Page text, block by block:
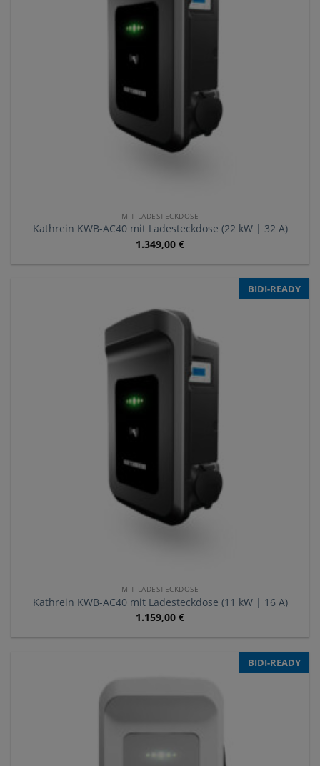
MIT LADESTECKDOSE
Kathrein KWB-AC40 mit Ladesteckdose (22 kW | 32 A)
1.349,00 €
BIDI-READY
MIT LADESTECKDOSE
Kathrein KWB-AC40 mit Ladesteckdose (11 kW | 16 A)
1.159,00 €
BIDI-READY